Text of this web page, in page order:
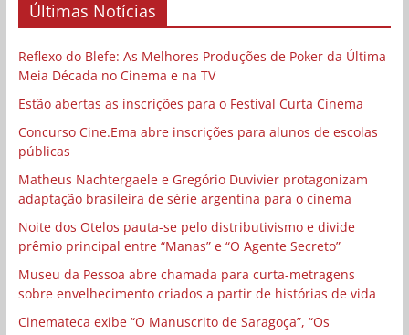
Últimas Notícias
Reflexo do Blefe: As Melhores Produções de Poker da Última
Meia Década no Cinema e na TV
Estão abertas as inscrições para o Festival Curta Cinema
Concurso Cine.Ema abre inscrições para alunos de escolas
públicas
Matheus Nachtergaele e Gregório Duvivier protagonizam
adaptação brasileira de série argentina para o cinema
Noite dos Otelos pauta-se pelo distributivismo e divide
prêmio principal entre “Manas” e “O Agente Secreto”
Museu da Pessoa abre chamada para curta-metragens
sobre envelhecimento criados a partir de histórias de vida
Cinemateca exibe “O Manuscrito de Saragoça”, “Os